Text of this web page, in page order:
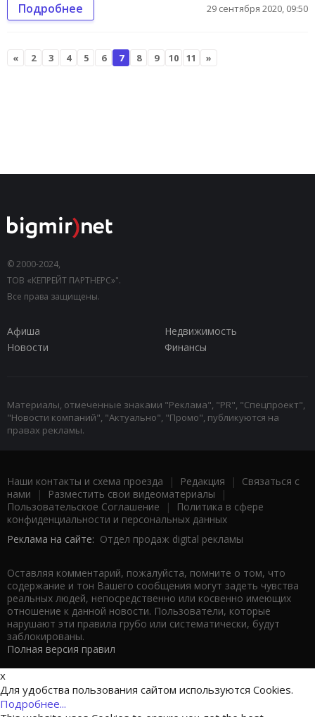
Подробнее 29 сентября 2020, 09:50
« 2 3 4 5 6 7 8 9 10 11 »
© 2000-2024,
ТОВ «КЕПРЕЙТ ПАРТНЕРС»".
Все права защищены.
Афиша
Недвижимость
Новости
Финансы
Материалы, отмеченные знаками "Реклама", "PR", "Спецпроект",
"Новости компаний", "Актуально", "Промо", публикуются на
правах рекламы.
Наши контакты и схема проезда | Редакция | Связаться с
нами | Разместить свои видеоматериалы |
Пользовательское Соглашение |
Политика в сфере
конфиденциальности и персональных данных
Реклама на сайте: Отдел продаж digital рекламы
Оставляя комментарий, пожалуйста, помните о том, что
содержание и тон Вашего сообщения могут задеть чувства
реальных людей, непосредственно или косвенно имеющих
отношение к данной новости. Пользователи, которые
нарушают эти правила грубо или систематически, будут
заблокированы.
Полная версия правил
x
Для удобства пользования сайтом используются Cookies.
Подробнее...